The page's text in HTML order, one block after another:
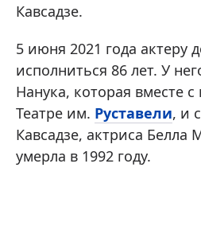
Кавсадзе.
5 июня 2021 года актеру
исполниться 86 лет. У
Нанука, которая вместе
Театре им. Руставели, и
Кавсадзе, актриса
умерла в 1992 году.